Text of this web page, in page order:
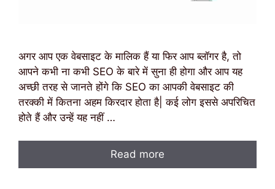
अगर आप एक वेबसाइट के मालिक हैं या फिर आप ब्लॉगर है, तो
आपने कभी ना कभी SEO के बारे में सुना ही होगा और आप यह
अच्छी तरह से जानते होंगे कि SEO का आपकी वेबसाइट की
तरक्की में कितना अहम किरदार होता है| कई लोग इससे अपरिचित
होते हैं और उन्हें यह नहीं …
Read more